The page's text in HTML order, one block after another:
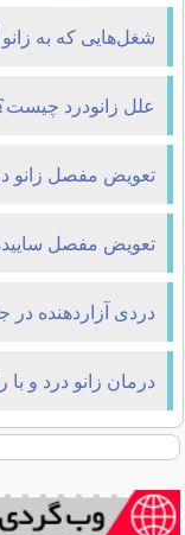
شغل‌هایی که به
علل زانودرد
تعویض مفصل زانو
تعویض مفصل
دردی آزاردهنده در
درمان زانو درد و